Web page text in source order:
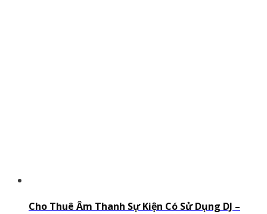
Cho Thuê Âm Thanh Sự Kiện Có Sử Dụng DJ –